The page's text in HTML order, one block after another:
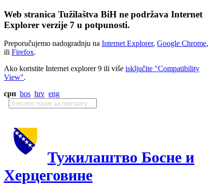
Web stranica Tužilaštva BiH ne podržava Internet
Explorer verzije 7 u potpunosti.
Preporučujemo nadogradnju na Internet Explorer, Google Chrome,
ili Firefox.
Ako koristite Internet explorer 9 ili više isključite "Compatibility
View".
срп bos hrv eng
Тужилаштво Босне и
Херцеговине